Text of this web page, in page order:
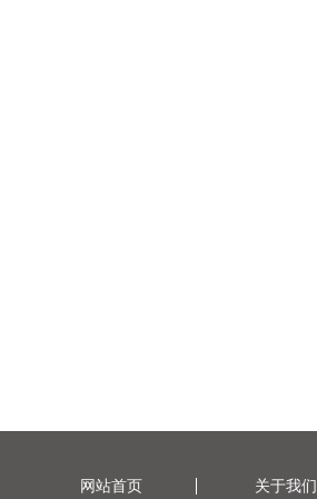
网站首页 关于我们